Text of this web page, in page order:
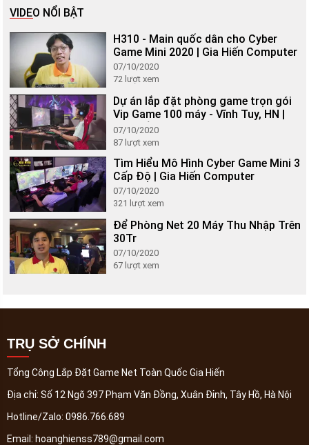
VIDEO NỔI BẬT
H310 - Main quốc dân cho Cyber
Game Mini 2020 | Gia Hiến Computer
07/10/2020
72 lượt xem
Dự án lắp đặt phòng game trọn gói
Vip Game 100 máy - Vĩnh Tuy, HN |
Gia Hiến Computer
07/10/2020
87 lượt xem
Tìm Hiểu Mô Hình Cyber Game Mini 3
Cấp Độ | Gia Hiến Computer
07/10/2020
321 lượt xem
Để Phòng Net 20 Máy Thu Nhập Trên
30Tr
07/10/2020
67 lượt xem
TRỤ SỞ CHÍNH
Tổng Công Lắp Đặt Game Net Toàn Quốc Gia Hiến
Địa chỉ: Số 12 Ngõ 397 Phạm Văn Đồng, Xuân Đỉnh, Tây Hồ, Hà Nội
Hotline/Zalo: 0986.766.689
Email: hoanghienss789@gmail.com